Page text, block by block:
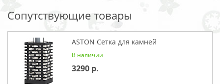
Сопутствующие товары
ASTON Сетка для камней
В наличии
3290